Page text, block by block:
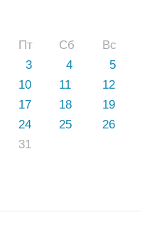
Пт Сб
Вс
3 4
5
10 11
12
17 18
19
24 25
26
31